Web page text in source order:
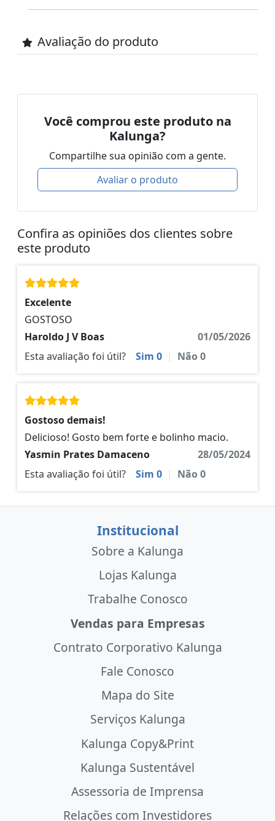
Avaliação do produto
Você comprou este produto na
Kalunga?
Compartilhe sua opinião com a gente.
Avaliar o produto
Confira as opiniões dos clientes sobre
este produto
Excelente
GOSTOSO
Haroldo J V Boas
01/05/2026
Esta avaliação foi útil?
Sim 0 | Não0
Gostoso demais!
Delicioso! Gosto bem forte e bolinho macio.
Yasmin Prates Damaceno
28/05/2024
Esta avaliação foi útil?
Sim 0 | Não0
Institucional
Sobre a Kalunga
Lojas Kalunga
Trabalhe Conosco
Vendas para Empresas
Contrato Corporativo Kalunga
Fale Conosco
Mapa do Site
Serviços Kalunga
Kalunga Copy&Print
Kalunga Sustentável
Assessoria de Imprensa
Relações com Investidores